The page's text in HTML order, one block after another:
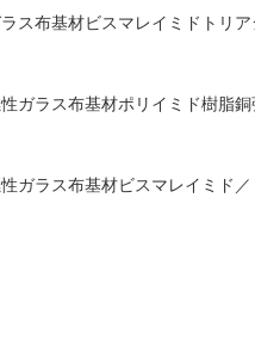
ス布基材ビスマレイミドトリア
ガラス布基材ポリイミド樹脂銅
ガラス布基材ビスマレイミド／